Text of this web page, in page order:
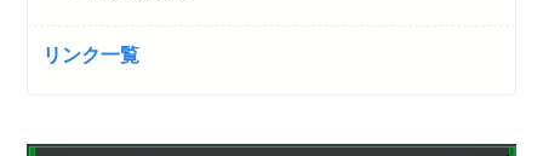
リンク一覧